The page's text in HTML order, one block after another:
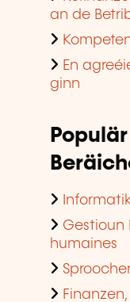
an de
En
ginn
Gestioun
humaines